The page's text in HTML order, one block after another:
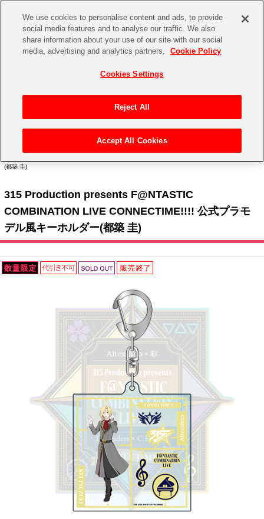
CHANNEL STORE EVENT
ASOBI STORE TOP
ゲーム 電子書籍
CD / Blu-ray
EVENT
プレミアム会員とは
アイドルマスターシリーズ
アイドルマスター
アイドルマスター シャイニーカラーズ
テイルズ オブ シリーズ
太鼓の達人
ACE COMBAT
ナムコクラシック
イベントグッズ
トイ・ホビー
> 315 Production presents F@NTASTIC COMBINATION LIVE > 315 Production
(都築 圭)
315 Production presents F@NTASTIC
COMBINATION LIVE CONNECTIME!!!! 公式プラモ
デル風キーホルダー(都築 圭)
We use cookies to personalise content and ads, to provide
social media features and to analyse our traffic. We also
share information about your use of our site with our social
media, advertising and analytics partners.
Cookie Policy
Cookies Settings
Reject All
Accept All Cookies